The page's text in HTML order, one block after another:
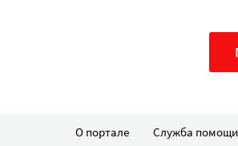
О портале Служба помощи